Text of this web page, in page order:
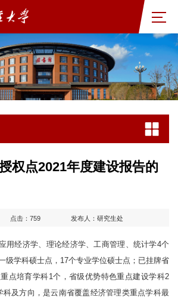
权点2021年度建设报告的
点击： 759 发布人：研究生处
用经济学、理论经济学、工商管理、统计学4个
级学科硕士点，17个专业学位硕士点；已挂牌省
点培育学科1个，省级优势特色重点建设学科2
科及方向，是云南省覆盖经济管理类重点学科最